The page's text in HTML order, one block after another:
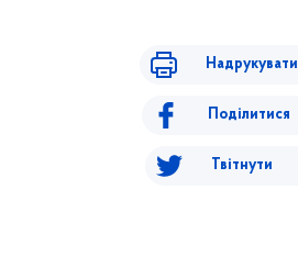
Надрукувати
Поділитися
Твітнути